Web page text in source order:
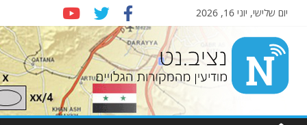
יום שלישי, יוני 16, 2026
Nziv.net
מודיעין
מהמקורות